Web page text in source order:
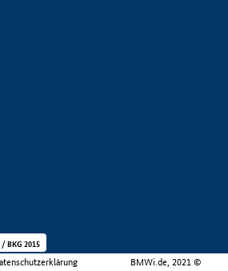
BMWi.de, 2021 ©
BKG 2015